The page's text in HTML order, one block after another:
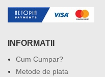
INFORMATII
Cum Cumpar?
Metode de plata